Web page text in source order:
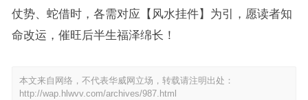
仗势、蛇借时，各需对应【风水挂件】为引，愿读者知
命改运，催旺后半生福泽绵长！
本文来自网络，不代表华威网立场，转载请注明出处：
http://wap.hlwvv.com/archives/987.html